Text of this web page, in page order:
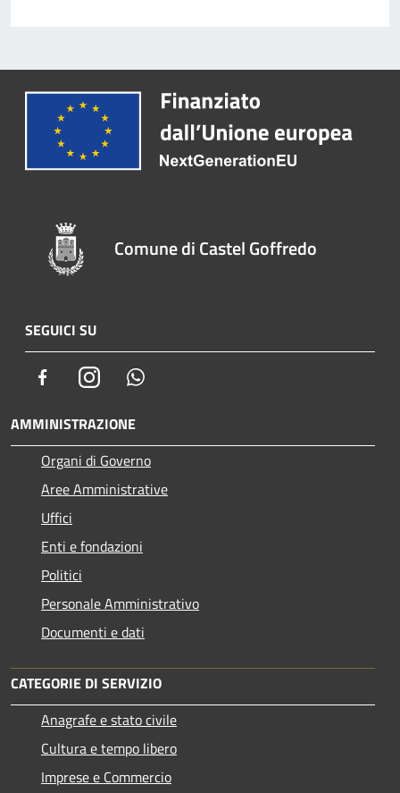
Comune di Castel Goffredo
SEGUICI SU
FacebookInstagram
AMMINISTRAZIONE
Organi di Governo
Aree Amministrative
Uffici
Enti e fondazioni
Politici
Personale Amministrativo
Documenti e dati
CATEGORIE DI SERVIZIO
Anagrafe e stato civile
Cultura e tempo libero
Imprese e Commercio